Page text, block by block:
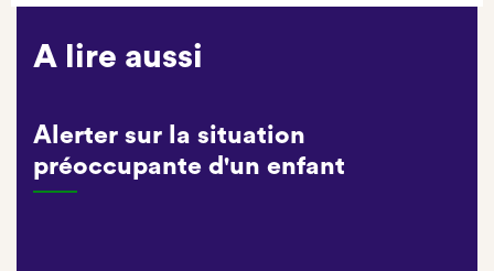
A lire aussi
Alerter sur la situation
préoccupante d'un enfant